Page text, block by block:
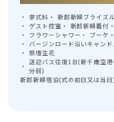
挙式料 新郎新婦ブライズ
ゲスト控室
新郎新婦着付
フラワーシャワー
ブーケ
バージンロード沿いキャンド
祭壇生花
送迎バス往復1台(新千歳空
分弱)
新郎新婦宿泊(式の前日又は当日)